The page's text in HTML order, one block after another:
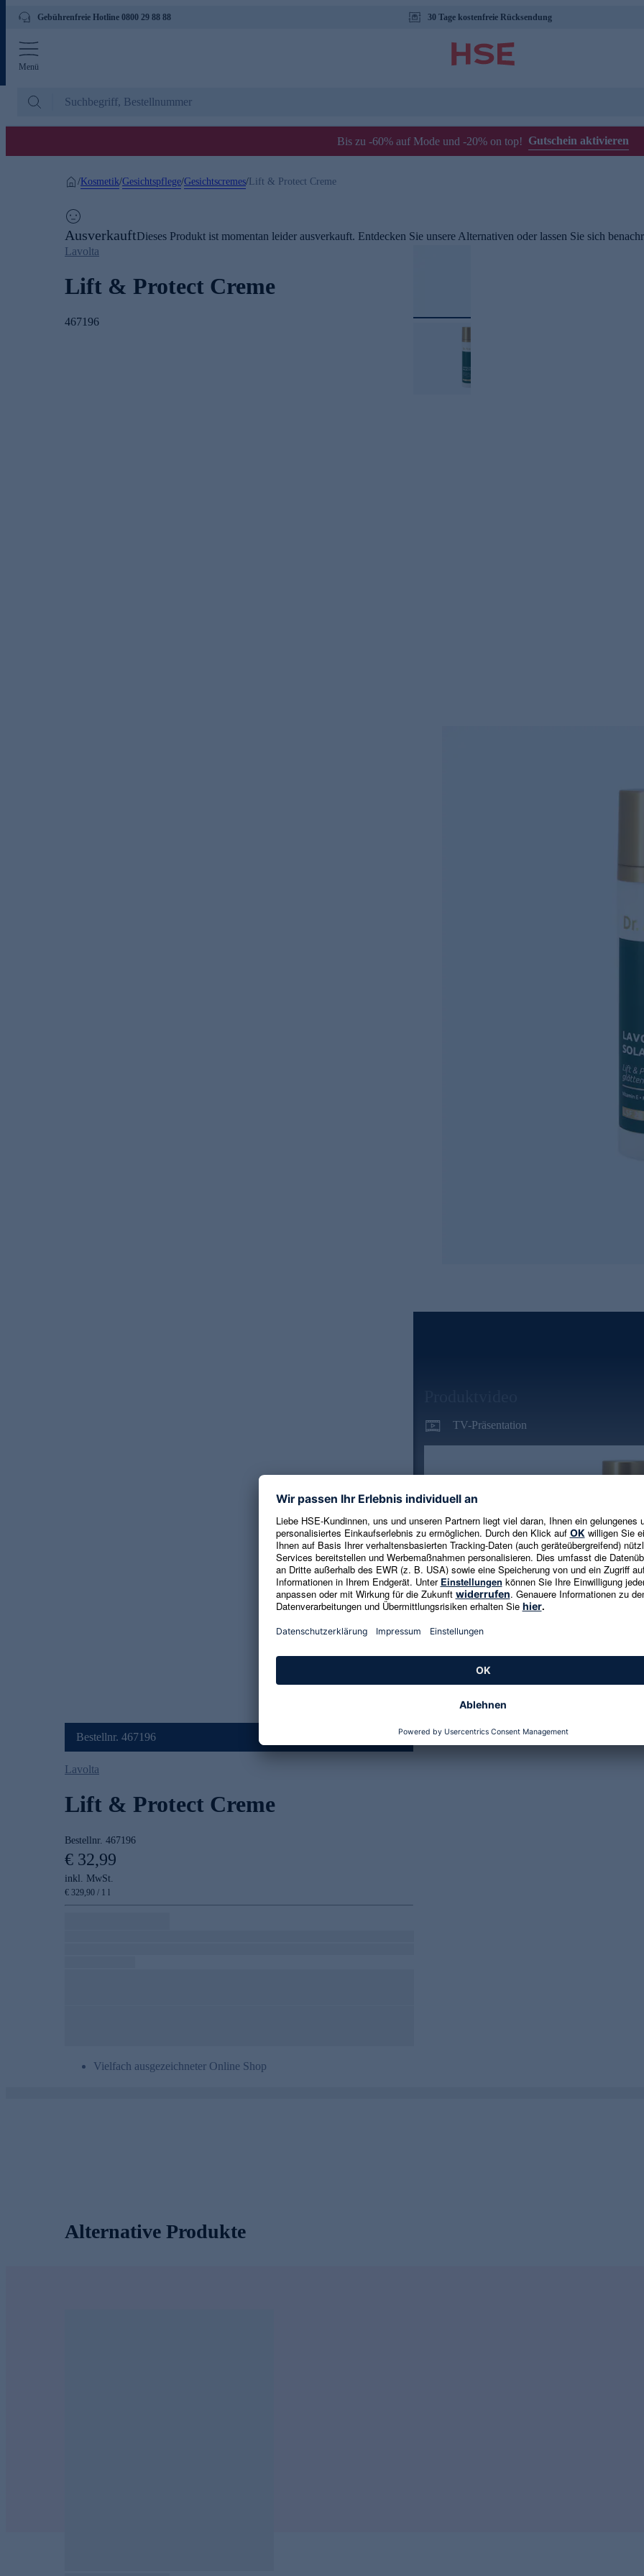
Gebührenfreie Hotline 0800 29 88 88 30 Tage kostenfreie Rücksendung
Menü
Bis zu -60% auf Mode und -20% on top! Gutschein aktivieren
/Kosmetik/Gesichtspflege/Gesichtscremes/ Lift & Protect Creme
AusverkauftDieses Produkt ist momentan leider ausverkauft. Entdecken Sie unsere Alternativen oder lassen Sie sich
Lavolta
Lift & Protect Creme
467196
TV-Präsentation
Bestellnr. 467196
Lavolta
Lift & Protect Creme
Bestellnr. 467196
€ 32,99
inkl. MwSt.
€ 329,90 / 1 l
Vielfach ausgezeichneter Online Shop
Alternative Produkte